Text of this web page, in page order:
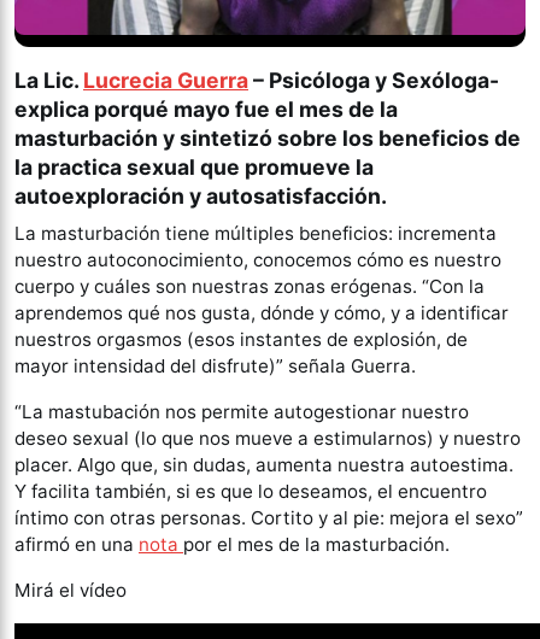
La Lic. Lucrecia Guerra– Psicóloga y Sexóloga-
explica porqué mayo fue el mes de la
masturbación y sintetizó sobre los beneficios de
la practica sexual que promueve la
autoexploración y autosatisfacción.
La masturbación tiene múltiples beneficios: incrementa
nuestro autoconocimiento, conocemos cómo es nuestro
cuerpo y cuáles son nuestras zonas erógenas. “Con la
aprendemos qué nos gusta, dónde y cómo, y a identificar
nuestros orgasmos (esos instantes de explosión, de
mayor intensidad del disfrute)” señala Guerra.
“La mastubación nos permite autogestionar nuestro
deseo sexual (lo que nos mueve a estimularnos) y nuestro
placer. Algo que, sin dudas, aumenta nuestra autoestima.
Y facilita también, si es que lo deseamos, el encuentro
íntimo con otras personas. Cortito y al pie: mejora el sexo”
afirmó en una nota por el mes de la masturbación.
Mirá el vídeo